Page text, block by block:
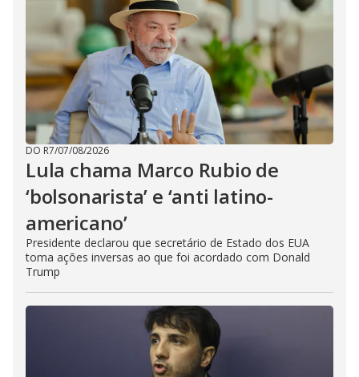
DO R7/07/08/2026
Lula chama Marco Rubio de
‘bolsonarista’ e ‘anti latino-
americano’
Presidente declarou que secretário de Estado dos EUA
toma ações inversas ao que foi acordado com Donald
Trump